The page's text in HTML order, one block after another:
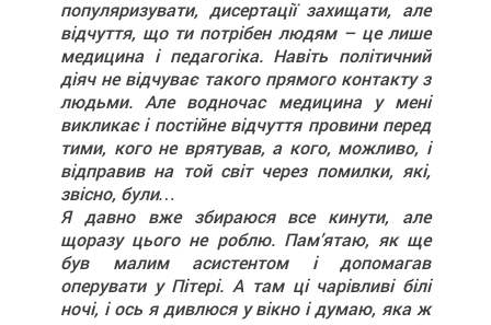
популяризувати, дисертації захищати, але
відчуття, що ти потрібен людям – це лише
медицина і педагогіка. Навіть політичний
діяч не відчуває такого прямого контакту з
людьми. Але водночас медицина у мені
викликає і постійне відчуття провини перед
тими, кого не врятував, а кого, можливо, і
відправив на той світ через помилки, які,
звісно, були…
Я давно вже збираюся все кинути, але
щоразу цього не роблю. Пам’ятаю, як ще
був малим асистентом і допомагав
оперувати у Пітері. А там ці чарівливі білі
ночі, і ось я дивлюся у вікно і думаю, яка ж